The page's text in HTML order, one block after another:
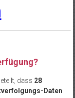
dass 28
Daten